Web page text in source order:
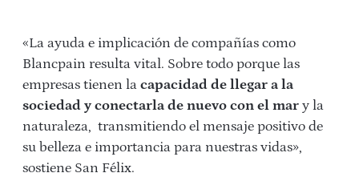
«La ayuda e implicación de compañías como
Blancpain resulta vital. Sobre todo porque las
empresas tienen la capacidad de llegar a la
sociedad y conectarla de nuevo con el mar y la
naturaleza, transmitiendo el mensaje positivo de
su belleza e importancia para nuestras vidas»,
sostiene San Félix.